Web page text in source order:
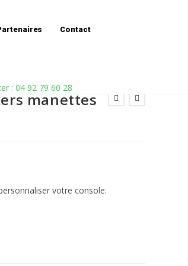
Contact
: 04 92 79 60 28
PS4 SLIM (2 stickers manettes inclus)
manettes
votre console.